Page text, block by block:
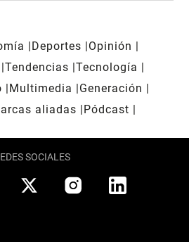
Deportes
Opinión
Tendencias Tecnología
Multimedia
Generación
aliadas
Pódcast
SOCIALES